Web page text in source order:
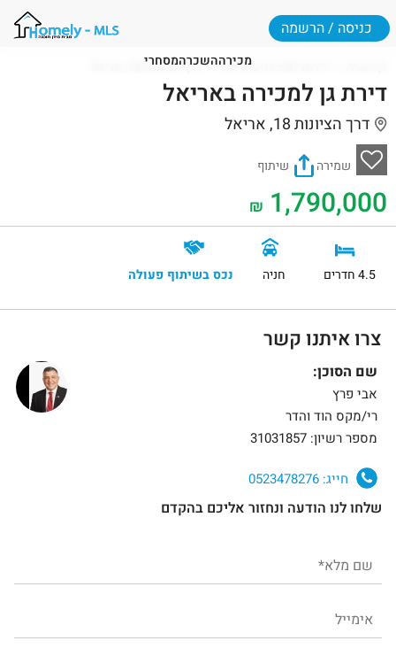
מכירההשכרהמסחרי
כניסה / הרשמה
דירות למכירה באריאל דרך הציונות 18, אריאל
דירת גן למכירה באריאל
דרך הציונות 18, אריאל
שמירה שיתוף
1,790,000
₪
4.5 חדרים חניה נכס בשיתוף פעולה
צרו איתנו קשר
שם הסוכן:
אבי פרץ
רי/מקס הוד והדר
מספר רשיון: 31031857
חייג:
שלחו לנו הודעה ונחזור אליכם בהקדם